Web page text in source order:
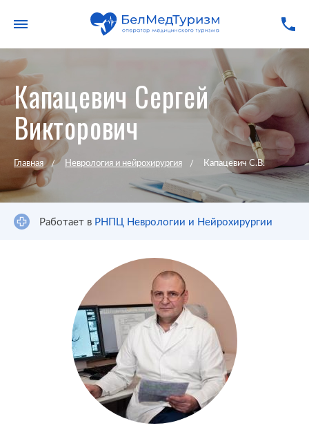
Капацевич Сергей
Викторович
Главная Неврология и нейрохирургия Капацевич С.В.
Работает в РНПЦ Неврологии и Нейрохирургии